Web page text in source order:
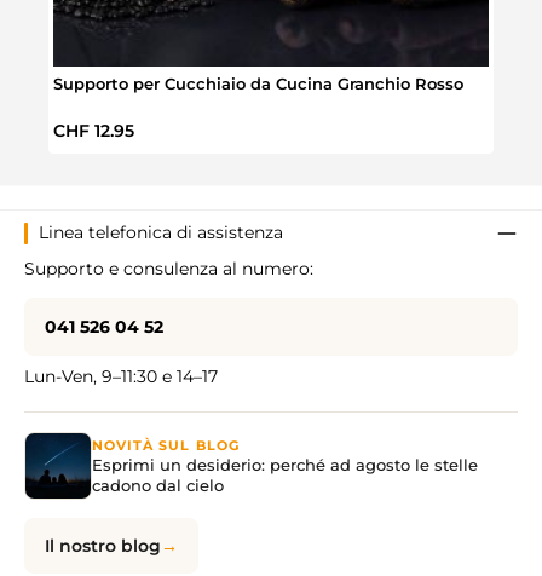
Supporto per Cucchiaio da Cucina Granchio Rosso
Prezzo normale:
CHF 12.95
Linea telefonica di assistenza
Supporto e consulenza al numero:
041 526 04 52
Lun-Ven, 9–11:30 e 14–17
NOVITÀ SUL BLOG
Esprimi un desiderio: perché ad agosto le stelle
cadono dal cielo
Il nostro blog